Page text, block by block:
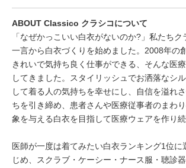
ABOUT Classico クラシコについて
「なぜかっこいい白衣がないのか?」私たち
一言から白衣づくりを始めました。2008年の
きれいで気持ち良く仕事ができる、そんな医
してきました。スタイリッシュでお洒落なシ
して着る人の気持ちを幸せにし、自信を溢れ
ちを引き締め、患者さんや医療従事者のまわ
象を与える白衣を目指して医療ウェアを作り続
医師が一度は着てみたい白衣ランキング1位に
じめ、スクラブ・ケーシー・ナース服・聴診